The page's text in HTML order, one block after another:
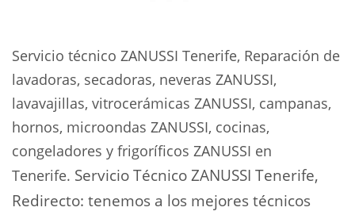
Servicio técnico ZANUSSI Tenerife, Reparación de
lavadoras, secadoras, neveras ZANUSSI,
lavavajillas, vitrocerámicas ZANUSSI, campanas,
hornos, microondas ZANUSSI, cocinas,
congeladores y frigoríficos ZANUSSI en
Tenerife. Servicio Técnico ZANUSSI Tenerife,
Redirecto: tenemos a los mejores técnicos